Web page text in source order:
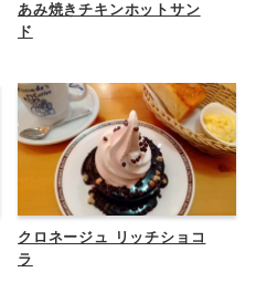
あみ焼きチキンホットサン
ド
クロネージュ リッチショコ
ラ